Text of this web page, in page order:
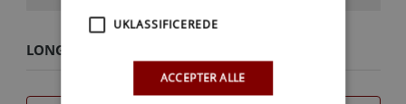
LONGBLOCK MERCRUISER/CMD 4.2L NY
UKLASSIFICEREDE
ACCEPTER ALLE